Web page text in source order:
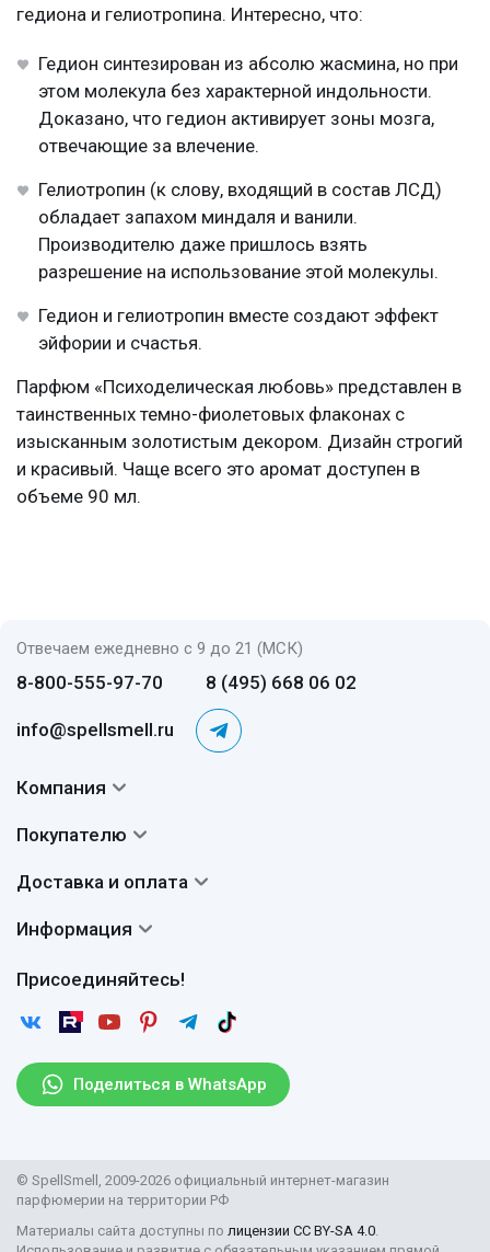
гедиона и гелиотропина. Интересно, что:
Гедион синтезирован из абсолю жасмина, но при
этом молекула без характерной индольности.
Доказано, что гедион активирует зоны мозга,
отвечающие за влечение.
Гелиотропин (к слову, входящий в состав ЛСД)
обладает запахом миндаля и ванили.
Производителю даже пришлось взять
разрешение на использование этой молекулы.
Гедион и гелиотропин вместе создают эффект
эйфории и счастья.
Парфюм «Психоделическая любовь» представлен в
таинственных темно-фиолетовых флаконах с
изысканным золотистым декором. Дизайн строгий
и красивый. Чаще всего это аромат доступен в
объеме 90 мл.
Отвечаем ежедневно с 9 до 21 (МСК)
8-800-555-97-70 8 (495) 668 06 02
info@spellsmell.ru
Поделиться в WhatsApp
Присоединяйтесь!
Компания
Авторы
Сертификаты
Покупателю
Вопросы и ответы
Отзывы
Рассылка
Доставка и оплата
Доставка
Возврат
Информация
Пользовательское соглашение
Защита персональных данных
Правила продажи товаров (Постановление Правительства
Поставщикам
© SpellSmell, 2009-2026 официальный интернет-магазин
парфюмерии на территории РФ
Материалы сайта доступны по лицензии CC BY-SA 4.0.